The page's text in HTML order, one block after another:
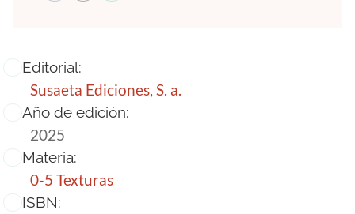
Editorial:
Susaeta Ediciones, S. a.
Año de edición:
2025
Materia:
0-5 Texturas
ISBN: